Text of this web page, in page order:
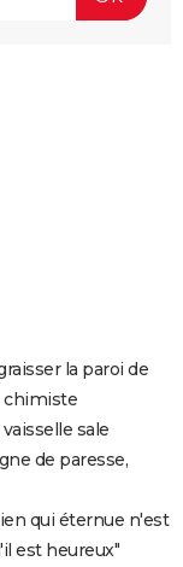
la paroi de
chimiste
sale
de paresse,
qui éternue n'est
est heureux"